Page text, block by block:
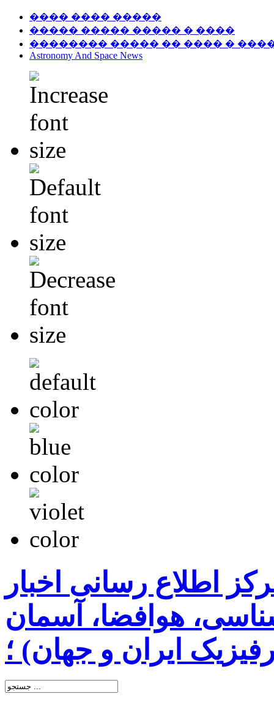
���� ���� �����
����� ����� ����� � ����
�������� ����� �� ���� �
Astronomy And Space News
اطلاع رسانی اخبار
هوافضا، آسمان
ایران و جهان) ؛